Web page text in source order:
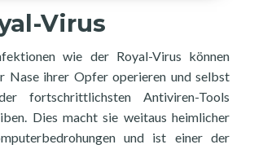
Virus
wie der Royal-Virus können
Nase ihrer Opfer operieren und selbst
fortschrittlichsten Antiviren-Tools
Dies macht sie weitaus heimlicher
und ist einer der